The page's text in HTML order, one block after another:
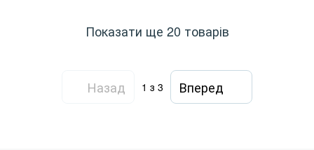
Показати ще 20 товарів
Назад 1 з 3 Вперед